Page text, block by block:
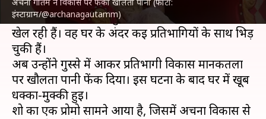
इंस्टाग्राम/@archanagautamm)
अभिनेत्रीअर्चना गौतमशुरुआत से काफी आक्रामक गेम
खेल रही हैं। वह घर के अंदर कई प्रतिभागियों के साथ भिड़
चुकी हैं।
अब उन्होंने गुस्से में आकर प्रतिभागी विकास मानकतला
पर खौलता पानी फेंक दिया। इस घटना के बाद घर में खूब
धक्का-मुक्की हुई।
शो का एक प्रोमो सामने आया है, जिसमें अर्चना विकास से